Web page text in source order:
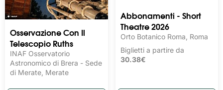
Osservazione Con Il
Telescopio Ruths
INAF Osservatorio
Astronomico di Brera - Sede
di Merate, Merate
Abbonamenti - Short
Theatre 2026
Orto Botanico Roma, Roma
Biglietti a partire da
30.38€